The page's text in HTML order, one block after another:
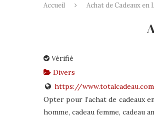
Accueil Achat de Cadeaux en
Vérifié
Divers
https://www.totalcadeau.com
Opter pour l’achat de cadeaux
homme, cadeau femme, cadeau